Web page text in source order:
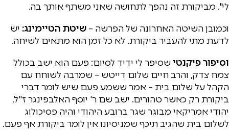
לי". מביקורת זה נהפך לתחושה שאני משתף אותך בה.
וכמובן השיטה האחרונה של הפרשה – שיטת הטיימינג: יש
לדעת מתי להעביר ביקורת. לא כל זמן הוא מתאים לשיחה.
וסיפור פיקנטישסיפר לי ידיד לסיום: פעם הוא ישב בכולל
צמח צדק, והרב חיים שלום דייטש – שמרבה לשוחח עם
הקהל על שלום בית – אמר ששמע פעם שיש לומר דברי
ביקורת רק כאשר טהורים. ישב שם ר' יוסף האלבפינגר ז"ל,
יהודי אמריקאי מבוגר שגר ברובע היהודי והיה פסיכולוג
לשלום בית שהגיב תיכף שמניסיונו אין לומר ביקורת אף פעם.